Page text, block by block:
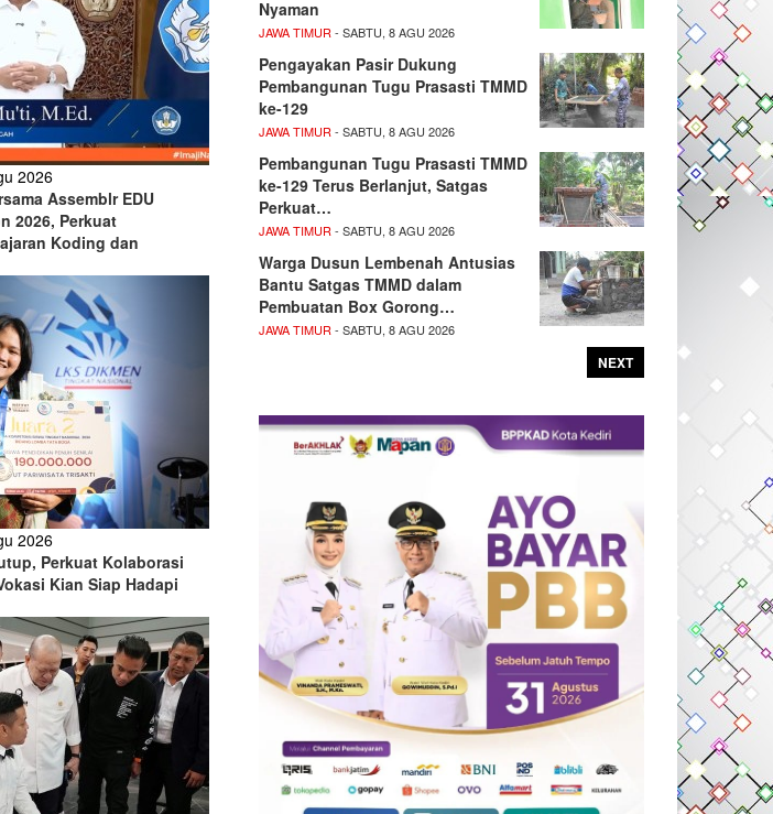
2026
Assemblr EDU
2026, Perkuat
Koding dan
2026
Perkuat Kolaborasi
Kian Siap Hadapi
Nyaman
JAWA TIMUR - SABTU, 8 AGU 2026
Pengayakan Pasir Dukung
Pembangunan Tugu Prasasti TMMD
ke-129
JAWA TIMUR - SABTU, 8 AGU 2026
Pembangunan Tugu Prasasti TMMD
ke-129 Terus Berlanjut, Satgas
Perkuat…
JAWA TIMUR - SABTU, 8 AGU 2026
Warga Dusun Lembenah Antusias
Bantu Satgas TMMD dalam
Pembuatan Box Gorong…
JAWA TIMUR - SABTU, 8 AGU 2026
NEXT